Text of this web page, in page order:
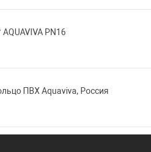
PN16
ПВХ Aquaviva, Россия